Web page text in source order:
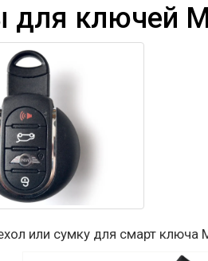
для ключей
или сумку для смарт